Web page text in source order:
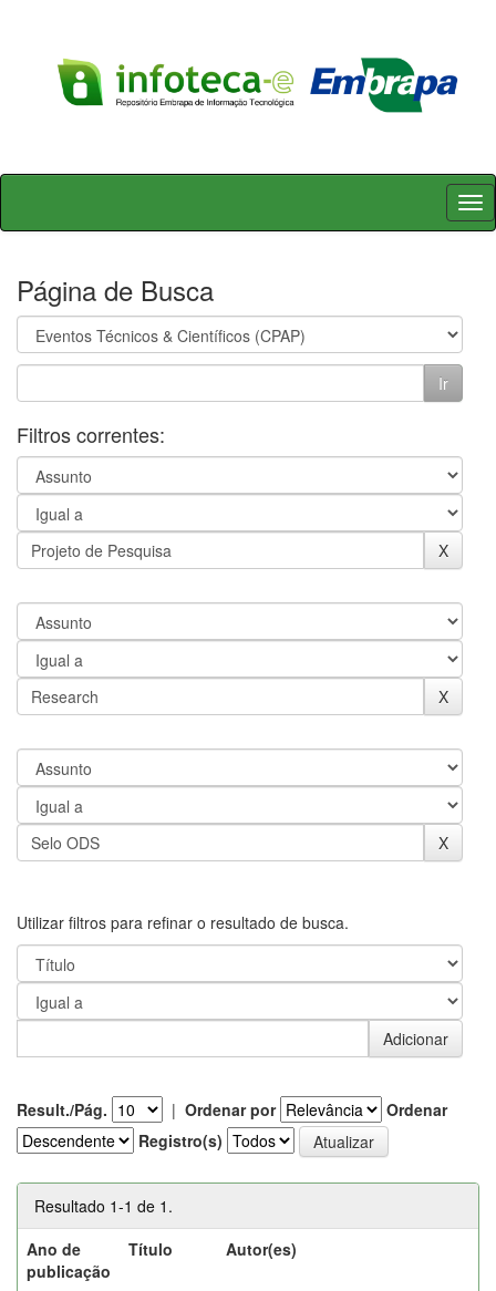
Skip
Página de Busca
Filtros correntes:
Utilizar filtros para refinar o resultado de busca.
Result./Pág. | Ordenar por
Ordenar
Registro(s)
Resultado 1-1 de 1.
Ano de
publicação
Título Autor(es)